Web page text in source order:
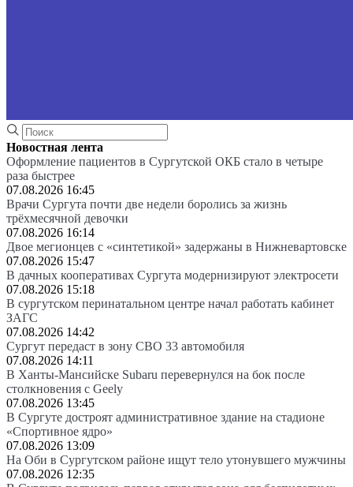
Новостная лента
Оформление пациентов в Сургутской ОКБ стало в четыре
раза быстрее
07.08.2026 16:45
Врачи Сургута почти две недели боролись за жизнь
трёхмесячной девочки
07.08.2026 16:14
Двое мегионцев с «синтетикой» задержаны в Нижневартовске
07.08.2026 15:47
В дачных кооперативах Сургута модернизируют электросети
07.08.2026 15:18
В сургутском перинатальном центре начал работать кабинет
ЗАГС
07.08.2026 14:42
Сургут передаст в зону СВО 33 автомобиля
07.08.2026 14:11
В Ханты-Мансийске Subaru перевернулся на бок после
столкновения с Geely
07.08.2026 13:45
В Сургуте достроят административное здание на стадионе
«Спортивное ядро»
07.08.2026 13:09
На Оби в Сургутском районе ищут тело утонувшего мужчины
07.08.2026 12:35